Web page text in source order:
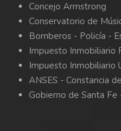
Concejo Armstrong
Conservatorio de
Bomberos - Policía -
Impuesto Inmobiliario
Impuesto Inmobiliario
ANSES - Constancia
Gobierno de Santa